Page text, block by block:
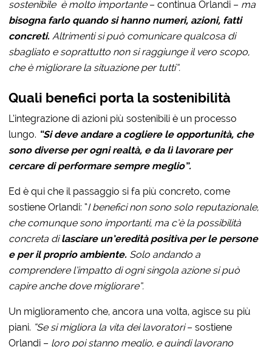
sostenibile è molto importante – continua Orlandi – ma
bisogna farlo quando si hanno numeri, azioni, fatti
concreti. Altrimenti si può comunicare qualcosa di
sbagliato e soprattutto non si raggiunge il vero scopo,
che è migliorare la situazione per tutti”.
Quali benefici porta la sostenibilità
L’integrazione di azioni più sostenibili è un processo
lungo. “Si deve andare a cogliere le opportunità, che
sono diverse per ogni realtà, e da lì lavorare per
cercare di performare sempre meglio”.
Ed è qui che il passaggio si fa più concreto, come
sostiene Orlandi: “I benefici non sono solo reputazionale,
che comunque sono importanti, ma c’è la possibilità
concreta dilasciare un’eredità positiva per le persone
e per il proprio ambiente. Solo andando a
comprendere l’impatto di ogni singola azione si può
capire anche dove migliorare”.
Un miglioramento che, ancora una volta, agisce su più
piani. “Se si migliora la vita dei lavoratori– sostiene
Orlandi – loro poi stanno meglio, e quindi lavorano